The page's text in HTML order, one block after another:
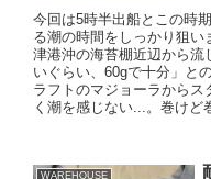
今回は5時半出船とこの時
る潮の時間をしっかり狙
津港沖の海苔棚近辺から流
いぐらい、60gで十分」と
ラフトのマジョーラから
く潮を感じない...。巻けど
WAREHOUSE